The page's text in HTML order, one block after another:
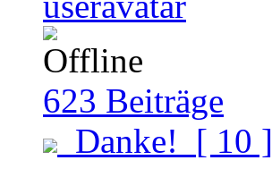
623 Beiträge
Danke! [ 10 ]